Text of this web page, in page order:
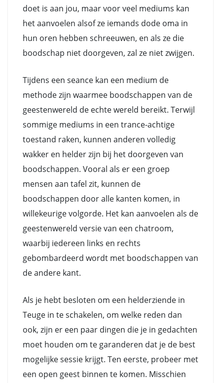
doet is aan jou, maar voor veel mediums kan
het aanvoelen alsof ze iemands dode oma in
hun oren hebben schreeuwen, en als ze die
boodschap niet doorgeven, zal ze niet zwijgen.
Tijdens een seance kan een medium de
methode zijn waarmee boodschappen van de
geestenwereld de echte wereld bereikt. Terwijl
sommige mediums in een trance-achtige
toestand raken, kunnen anderen volledig
wakker en helder zijn bij het doorgeven van
boodschappen. Vooral als er een groep
mensen aan tafel zit, kunnen de
boodschappen door alle kanten komen, in
willekeurige volgorde. Het kan aanvoelen als de
geestenwereld versie van een chatroom,
waarbij iedereen links en rechts
gebombardeerd wordt met boodschappen van
de andere kant.
Als je hebt besloten om een helderziende in
Teuge in te schakelen, om welke reden dan
ook, zijn er een paar dingen die je in gedachten
moet houden om te garanderen dat je de best
mogelijke sessie krijgt. Ten eerste, probeer met
een open geest binnen te komen. Misschien